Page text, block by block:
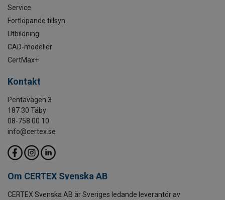
Service
Fortlöpande tillsyn
Utbildning
CAD-modeller
CertMax+
Kontakt
Pentavägen 3
187 30 Täby
08-758 00 10
info@certex.se
Om CERTEX Svenska AB
CERTEX Svenska AB är Sveriges ledande leverantör av